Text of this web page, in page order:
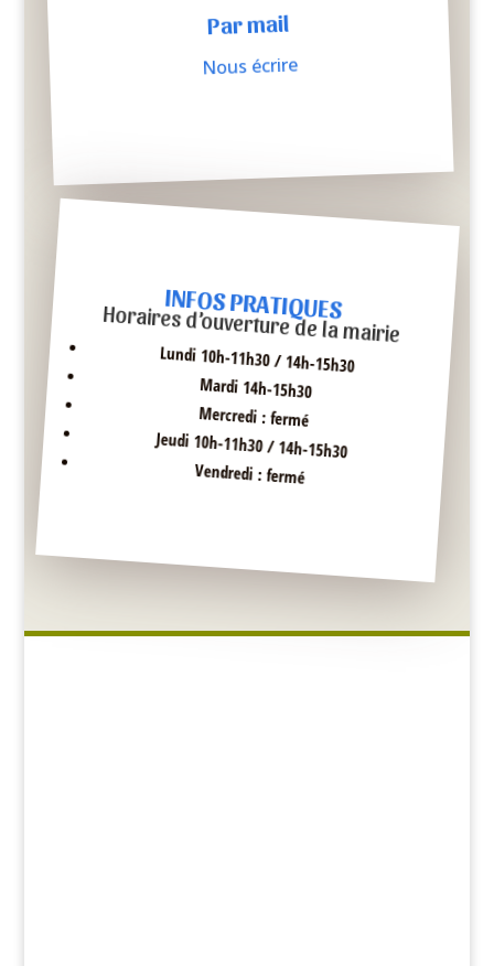
Par mail
Nous écrire
INFOS PRATIQUES
Horaires d’ouverture de la mairie
Lundi 10h-11h30 / 14h-15h30
Mardi 14h-15h30
Mercredi : fermé
Jeudi 10h-11h30 / 14h-15h30
Vendredi : fermé